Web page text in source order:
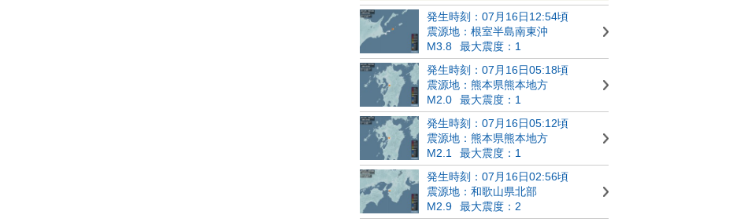
発生時刻：07月16日12:54頃
震源地：根室半島南東沖
M3.8
最大震度：1
発生時刻：07月16日05:18頃
震源地：熊本県熊本地方
M2.0
最大震度：1
発生時刻：07月16日05:12頃
震源地：熊本県熊本地方
M2.1
最大震度：1
発生時刻：07月16日02:56頃
震源地：和歌山県北部
M2.9
最大震度：2